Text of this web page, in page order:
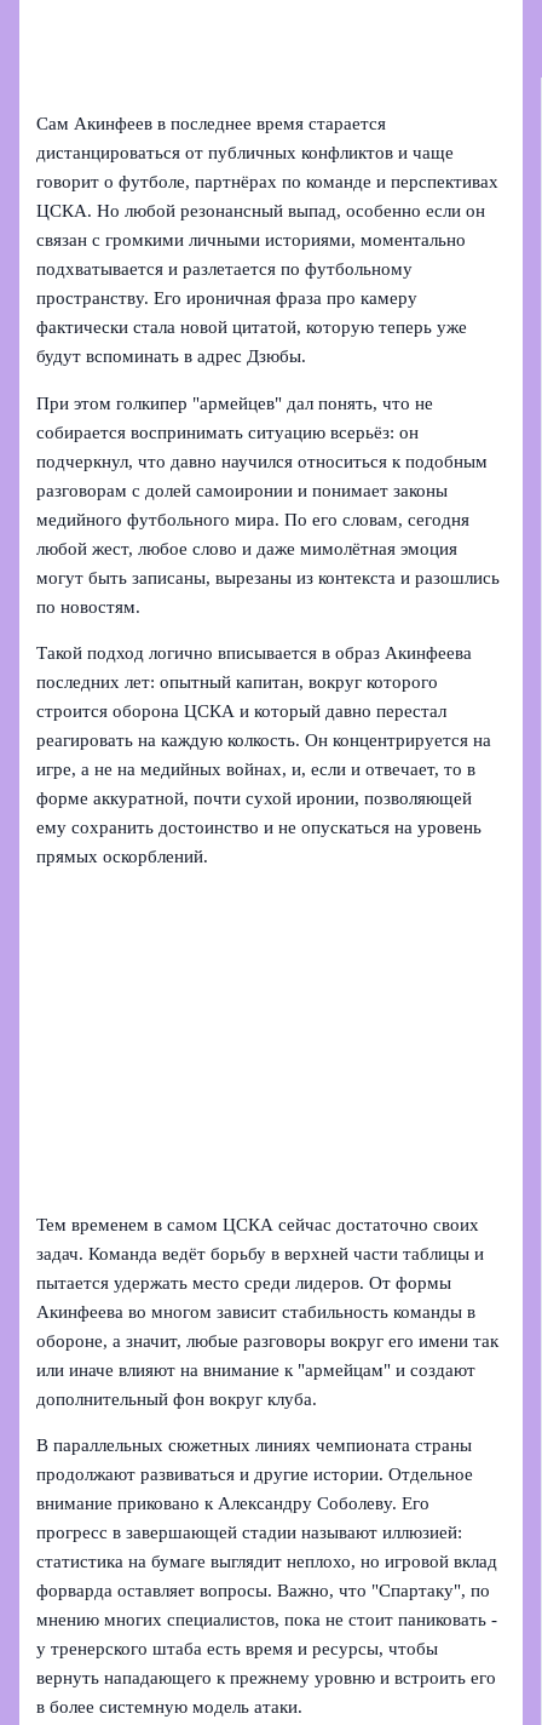
Сам Акинфеев в последнее время старается
дистанцироваться от публичных конфликтов и чаще
говорит о футболе, партнёрах по команде и перспективах
ЦСКА. Но любой резонансный выпад, особенно если он
связан с громкими личными историями, моментально
подхватывается и разлетается по футбольному
пространству. Его ироничная фраза про камеру
фактически стала новой цитатой, которую теперь уже
будут вспоминать в адрес Дзюбы.
При этом голкипер "армейцев" дал понять, что не
собирается воспринимать ситуацию всерьёз: он
подчеркнул, что давно научился относиться к подобным
разговорам с долей самоиронии и понимает законы
медийного футбольного мира. По его словам, сегодня
любой жест, любое слово и даже мимолётная эмоция
могут быть записаны, вырезаны из контекста и разошлись
по новостям.
Такой подход логично вписывается в образ Акинфеева
последних лет: опытный капитан, вокруг которого
строится оборона ЦСКА и который давно перестал
реагировать на каждую колкость. Он концентрируется на
игре, а не на медийных войнах, и, если и отвечает, то в
форме аккуратной, почти сухой иронии, позволяющей
ему сохранить достоинство и не опускаться на уровень
прямых оскорблений.
Тем временем в самом ЦСКА сейчас достаточно своих
задач. Команда ведёт борьбу в верхней части таблицы и
пытается удержать место среди лидеров. От формы
Акинфеева во многом зависит стабильность команды в
обороне, а значит, любые разговоры вокруг его имени так
или иначе влияют на внимание к "армейцам" и создают
дополнительный фон вокруг клуба.
В параллельных сюжетных линиях чемпионата страны
продолжают развиваться и другие истории. Отдельное
внимание приковано к Александру Соболеву. Его
прогресс в завершающей стадии называют иллюзией:
статистика на бумаге выглядит неплохо, но игровой вклад
форварда оставляет вопросы. Важно, что "Спартаку", по
мнению многих специалистов, пока не стоит паниковать -
у тренерского штаба есть время и ресурсы, чтобы
вернуть нападающего к прежнему уровню и встроить его
в более системную модель атаки.